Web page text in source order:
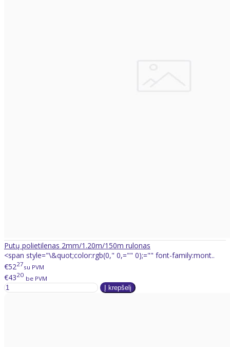
Putų polietilenas 2mm/1.20m/150m rulonas
<span style="\&quot;color:rgb(0," 0,="" 0);="" font-family:mont..
€5227su PVM
€4320 be PVM